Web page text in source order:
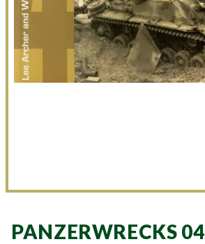
PANZERWRECKS 04